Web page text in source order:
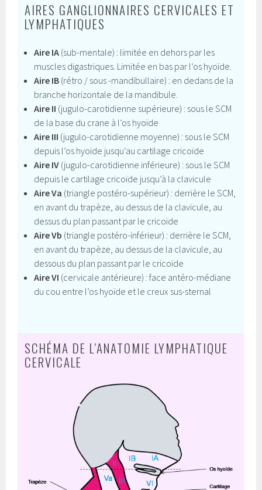
AIRES GANGLIONNAIRES CERVICALES ET
LYMPHATIQUES
Aire IA (sub-mentale) : limitée en dehors par les
muscles digastriques. Limitée en bas par l’os hyoïde.
Aire IB (rétro / sous -mandibullaire) : en dedans de la
branche horizontale de la mandibule.
Aire II (jugulo-carotidienne supérieure) : sous le SCM
de la base du crane à l’os hyoïde
Aire III (jugulo-carotidienne moyenne) : sous le SCM
depuis l’os hyoïde jusqu’au cartilage cricoïde
Aire IV (jugulo-carotidienne inférieure) : sous le SCM
depuis le cartilage cricoïde jusqu’à la clavicule
Aire Va (triangle postéro-supérieur) : derrière le SCM,
en avant du trapèze, au dessus de la clavicule, au
dessus du plan passant par le cricoïde
Aire Vb (triangle postéro-inférieur) : derrière le SCM,
en avant du trapèze, au dessus de la clavicule, au
dessous du plan passant par le cricoïde
Aire VI (cervicale antérieure) : face antéro-médiane
du cou entre l’os hyoïde et le creux sus-sternal
SCHÉMA DE L’ANATOMIE LYMPHATIQUE
CERVICALE